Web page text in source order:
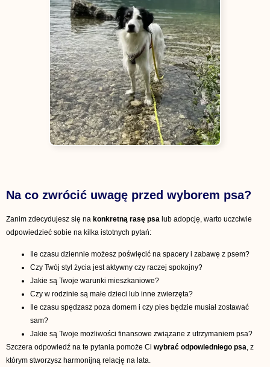
Na co zwrócić uwagę przed wyborem psa?
Zanim zdecydujesz się na konkretną rasę psa lub adopcję, warto uczciwie
odpowiedzieć sobie na kilka istotnych pytań:
Ile czasu dziennie możesz poświęcić na spacery i zabawę z psem?
Czy Twój styl życia jest aktywny czy raczej spokojny?
Jakie są Twoje warunki mieszkaniowe?
Czy w rodzinie są małe dzieci lub inne zwierzęta?
Ile czasu spędzasz poza domem i czy pies będzie musiał zostawać
sam?
Jakie są Twoje możliwości finansowe związane z utrzymaniem psa?
Szczera odpowiedź na te pytania pomoże Ci wybrać odpowiedniego psa, z
którym stworzysz harmonijną relację na lata.